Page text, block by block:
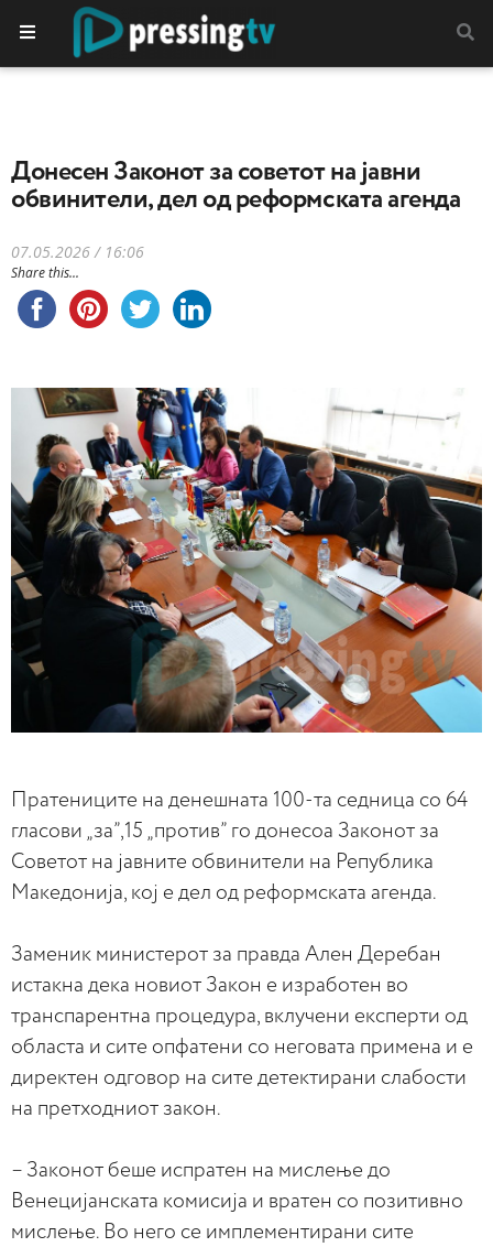
Донесен Законот за советот на јавни
обвинители, дел од реформската агенда
07.05.2026 / 16:06
Share this...
Пратениците на денешната 100-та седница со 64
гласови „за”,15 „против” го донесоа Законот за
Советот на јавните обвинители на Република
Македонија, кој е дел од реформската агенда.
Заменик министерот за правда Ален Дерeбан
истакна дека новиот Закон е изработен во
транспарентна процедура, вклучени експерти од
областа и сите опфатени со неговата примена и е
директен одговор на сите детектирани слабости
на претходниот закон.
– Законот беше испратен на мислење до
Венецијанската комисија и вратен со позитивно
мислење. Во него се имплементирани сите